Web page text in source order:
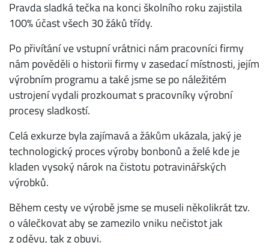
Pravda sladká tečka na konci školního roku zajistila
100% účast všech 30 žáků třídy.
Po přivítání ve vstupní vrátnici nám pracovníci firmy
nám pověděli o historii firmy v zasedací místnosti, jejím
výrobním programu a také jsme se po náležitém
ustrojení vydali prozkoumat s pracovníky výrobní
procesy sladkostí.
Celá exkurze byla zajímavá a žákům ukázala, jaký je
technologický proces výroby bonbonů a želé kde je
kladen vysoký nárok na čistotu potravinářských
výrobků.
Během cesty ve výrobě jsme se museli několikrát tzv.
o válečkovat aby se zamezilo vniku nečistot jak
z oděvu, tak z obuvi.